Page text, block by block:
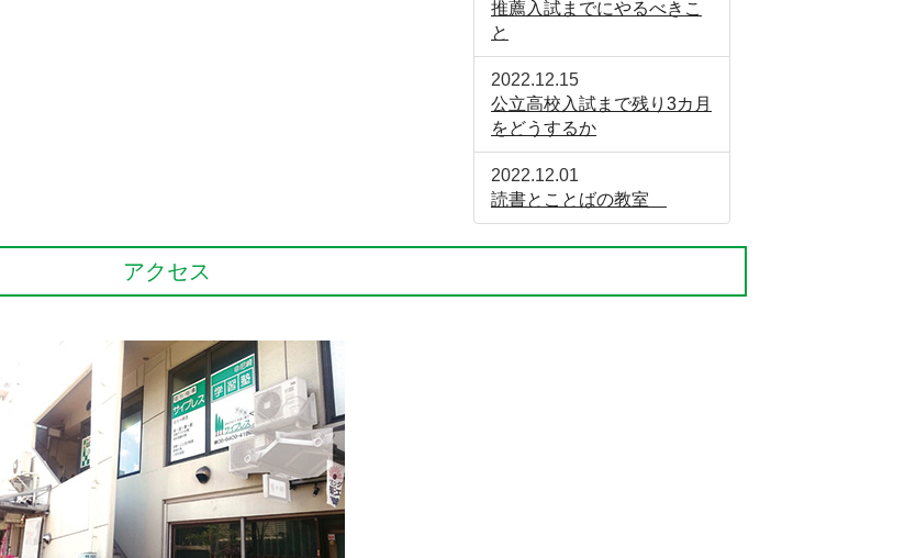
推薦入試までにやるべきこ
と
2022.12.15
公立高校入試まで残り3カ月
をどうするか
2022.12.01
読書とことばの教室
アクセス